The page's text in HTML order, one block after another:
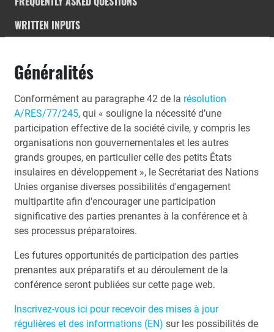
WRITTEN INPUTS
Généralités
Conformément au paragraphe 42 de la résolution
A/RES/77/245, qui « souligne la nécessité d’une
participation effective de la société civile, y compris les
organisations non gouvernementales et les autres
grands groupes, en particulier celle des petits États
insulaires en développement », le Secrétariat des Nations
Unies organise diverses possibilités d'engagement
multipartite afin d'encourager une participation
significative des parties prenantes à la conférence et à
ses processus préparatoires.
Les futures opportunités de participation des parties
prenantes aux préparatifs et au déroulement de la
conférence seront publiées sur cette page web.
Inscrivez-vous ici pour recevoir des mises à jour
régulières et des informations (EN) sur les possibilités de